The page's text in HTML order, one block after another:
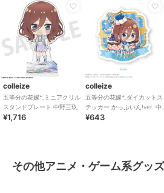
colleize
五等分の花嫁*_ミニアクリル
スタンドプレート 中野三玖
¥1,716
colleize
五等分の花嫁*_ダイカットス
テッカー かっぷいん!ver. 中
野三玖
¥643
その他アニメ・ゲーム系グッ